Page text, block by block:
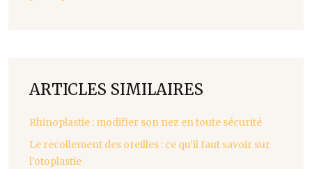
ARTICLES SIMILAIRES
Rhinoplastie : modifier son nez en toute sécurité
Le recollement des oreilles : ce qu’il faut savoir sur
l’otoplastie